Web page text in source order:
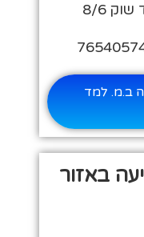
8/6
ב.מ. למד
באזור